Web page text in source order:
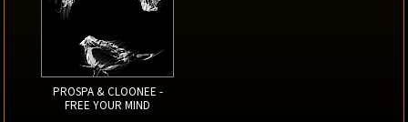
PROSPA & CLOONEE -
FREE YOUR MIND